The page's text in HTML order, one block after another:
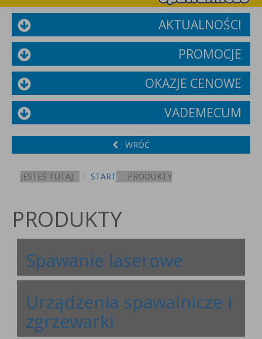
AKTUALNOŚCI
PROMOCJE
OKAZJE CENOWE
VADEMECUM
WRÓĆ
JESTEŚ TUTAJ: START PRODUKTY
PRODUKTY
Spawanie laserowe
Urządzenia spawalnicze i
zgrzewarki